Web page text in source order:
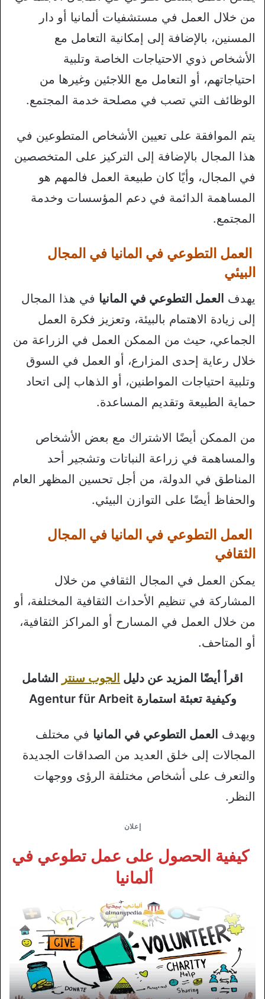
من خلال العمل في مستشفيات ألمانيا أو دار
المسنين، بالإضافة إلى إمكانية التعامل مع
الأشخاص ذوي الاحتياجات الخاصة وتلبية
احتياجاتهم، أو التعامل مع اللاجئين وغيرها من
الوظائف التي تصب في مصلحة خدمة المجتمع.
يتم الموافقة على تعيين الأشخاص المتطوعين في
هذا المجال بالإضافة إلى التركيز على المتخصصين
في المجال، وأيًا كان طبيعة العمل فالمهم هو
المساهمة الدائمة في دعم المؤسسات وخدمة
المجتمع.
العمل التطوعي في المانيا في المجال
البيئي
يهدف العمل التطوعي في المانيا في هذا المجال
إلى زيادة الاهتمام بالبيئة، وتعزيز فكرة العمل
الجماعي، حيث من الممكن العمل في الزراعة من
خلال رعاية إحدى المزارع، أو العمل في السوق
وتلبية احتياجات المواطنين، أو الذهاب إلى اتحاد
حماية الطبيعة وتقديم المساعدة.
من الممكن أيضًا الاشتراك مع بعض الأشخاص
والمساهمة في زراعة النباتات وتشجير أحد
المناطق في الدولة، من أجل تحسين المظهر العام
والحفاظ أيضًا على التوازن البيئي.
العمل التطوعي في المانيا في المجال
الثقافي
يمكن العمل في المجال الثقافي من خلال
المشاركة في تنظيم الأحداث الثقافية المختلفة، أو
من خلال العمل في المسارح أو المراكز الثقافية،
أو المتاحف.
اقرأ أيضًا المزيد عن دليل الجوب سنتر
الشامل
وكيفية تعبئة استمارة Agentur für Arbeit
ويهدف العمل التطوعي في المانيا في مختلف
المجالات إلى خلق العديد من الصداقات الجديدة
والتعرف على أشخاص مختلفة الرؤى ووجهات
النظر.
إعلان
كيفية الحصول على عمل تطوعي في
ألمانيا